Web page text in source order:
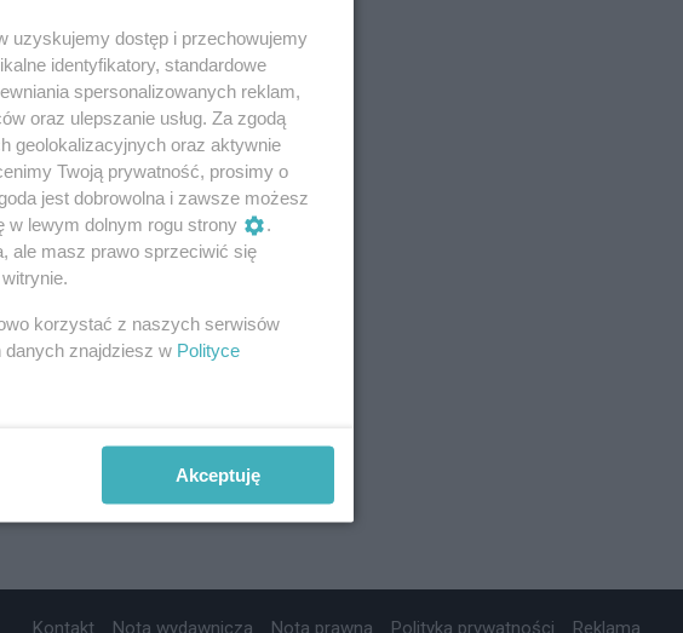
Kontakt Nota wydawnicza Nota prawna Polityka prywatności Reklama
uzyskujemy dostęp i przechowujemy
identyfikatory, standardowe
spersonalizowanych reklam,
oraz ulepszanie usług. Za zgodą
geolokalizacyjnych oraz aktywnie
Twoją prywatność, prosimy o
jest dobrowolna i zawsze możesz
w lewym dolnym rogu strony
.
ale masz prawo sprzeciwić się
korzystać z naszych serwisów
danych znajdziesz w Polityce
Akceptuję